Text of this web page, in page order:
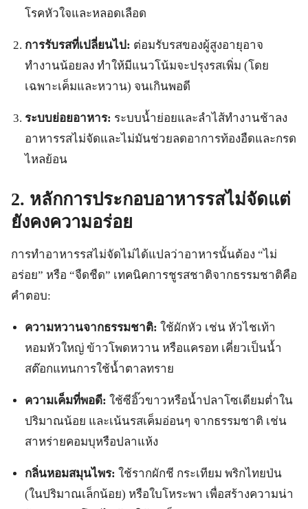
โรคหัวใจและหลอดเลือด
การรับรสที่เปลี่ยนไป: ต่อมรับรสของผู้สูงอายุอาจ
ทำงานน้อยลง ทำให้มีแนวโน้มจะปรุงรสเพิ่ม (โดย
เฉพาะเค็มและหวาน) จนเกินพอดี
ระบบย่อยอาหาร: ระบบน้ำย่อยและลำไส้ทำงานช้าลง
อาหารรสไม่จัดและไม่มันช่วยลดอาการท้องอืดและกรด
ไหลย้อน
2. หลักการประกอบอาหารรสไม่จัดแต่
ยังคงความอร่อย
การทำอาหารรสไม่จัดไม่ได้แปลว่าอาหารนั้นต้อง “ไม่
อร่อย” หรือ “จืดชืด” เทคนิคการชูรสชาติจากธรรมชาติคือ
คำตอบ:
ความหวานจากธรรมชาติ: ใช้ผักหัว เช่น หัวไชเท้า
หอมหัวใหญ่ ข้าวโพดหวาน หรือแครอท เคี่ยวเป็นน้ำ
สต๊อกแทนการใช้น้ำตาลทราย
ความเค็มที่พอดี: ใช้ซีอิ๊วขาวหรือน้ำปลาโซเดียมต่ำใน
ปริมาณน้อย และเน้นรสเค็มอ่อนๆ จากธรรมชาติ เช่น
สาหร่ายคอมบุหรือปลาแห้ง
กลิ่นหอมสมุนไพร: ใช้รากผักชี กระเทียม พริกไทยป่น
(ในปริมาณเล็กน้อย) หรือใบโหระพา เพื่อสร้างความน่า